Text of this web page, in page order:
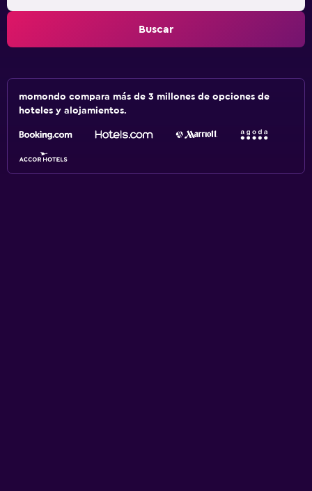
Buscar
momondo compara más de 3 millones de opciones de
hoteles y alojamientos.